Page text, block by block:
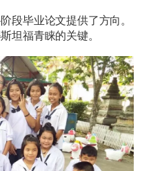
段毕业论文提供了方向。
坦福青睐的关键。